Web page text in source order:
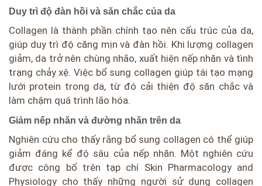
Duy trì độ đàn hồi và săn chắc của da
Collagen là thành phần chính tạo nên cấu trúc của da,
giúp duy trì độ căng mịn và đàn hồi. Khi lượng collagen
giảm, da trở nên chùng nhão, xuất hiện nếp nhăn và tình
trạng chảy xệ. Việc bổ sung collagen giúp tái tạo mạng
lưới protein trong da, từ đó cải thiện độ săn chắc và
làm chậm quá trình lão hóa.
Giảm nếp nhăn và đường nhăn trên da
Nghiên cứu cho thấy rằng bổ sung collagen có thể giúp
giảm đáng kể độ sâu của nếp nhăn. Một nghiên cứu
được công bố trên tạp chí Skin Pharmacology and
Physiology cho thấy những người sử dụng collagen